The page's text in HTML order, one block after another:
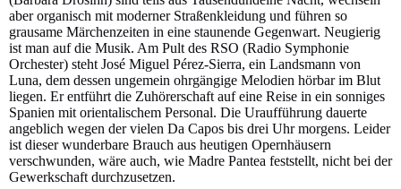
aber organisch mit moderner Straßenkleidung und führen so
grausame Märchenzeiten in eine staunende Gegenwart. Neugierig
ist man auf die Musik. Am Pult des RSO (Radio Symphonie
Orchester) steht José Miguel Pérez-Sierra, ein Landsmann von
Luna, dem dessen ungemein ohrgängige Melodien hörbar im Blut
liegen. Er entführt die Zuhörerschaft auf eine Reise in ein sonniges
Spanien mit orientalischem Personal. Die Uraufführung dauerte
angeblich wegen der vielen Da Capos bis drei Uhr morgens. Leider
ist dieser wunderbare Brauch aus heutigen Opernhäusern
verschwunden, wäre auch, wie Madre Pantea feststellt, nicht bei der
Gewerkschaft durchzusetzen.